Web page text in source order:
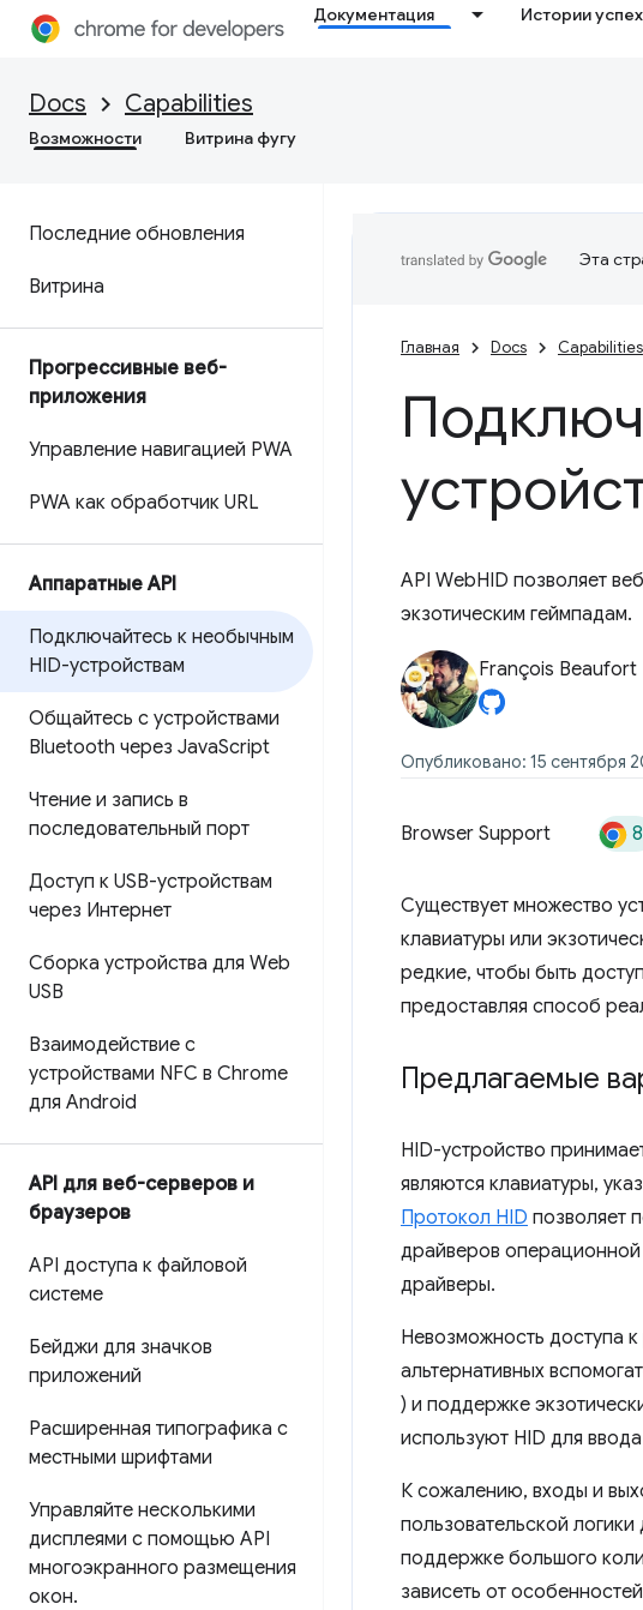
Документация Истории
Docs Capabilities
Возможности Витрина фугу
Последние обновления
Витрина
Прогрессивные веб-
приложения
Управление навигацией PWA
PWA как обработчик URL
Аппаратные API
Подключайтесь к необычным
HID-устройствам
Общайтесь с устройствами
Bluetooth через JavaScript
Чтение и запись в
последовательный порт
Доступ к USB-устройствам
через Интернет
Сборка устройства для Web
USB
Взаимодействие с
устройствами NFC в Chrome
для Android
API для веб-серверов и
браузеров
API доступа к файловой
системе
Бейджи для значков
приложений
Расширенная типографика с
местными шрифтами
Управляйте несколькими
дисплеями с помощью API
многоэкранного размещения
окон.
Эта
Главная Docs Capabilities
API WebHID позволяет
экзотическим геймпадам.
François Beaufort
Опубликовано: 15 сентября
Browser Support
Существует множество
клавиатуры или
редкие, чтобы быть
предоставляя способ
Предлагаемые
HID-устройство
являются клавиатуры,
Протокол HID позволяет
драйверов
драйверы.
Невозможность доступа
альтернативных
) и поддержке
используют HID для
К сожалению, входы и
пользовательской
поддержке большого
зависеть от